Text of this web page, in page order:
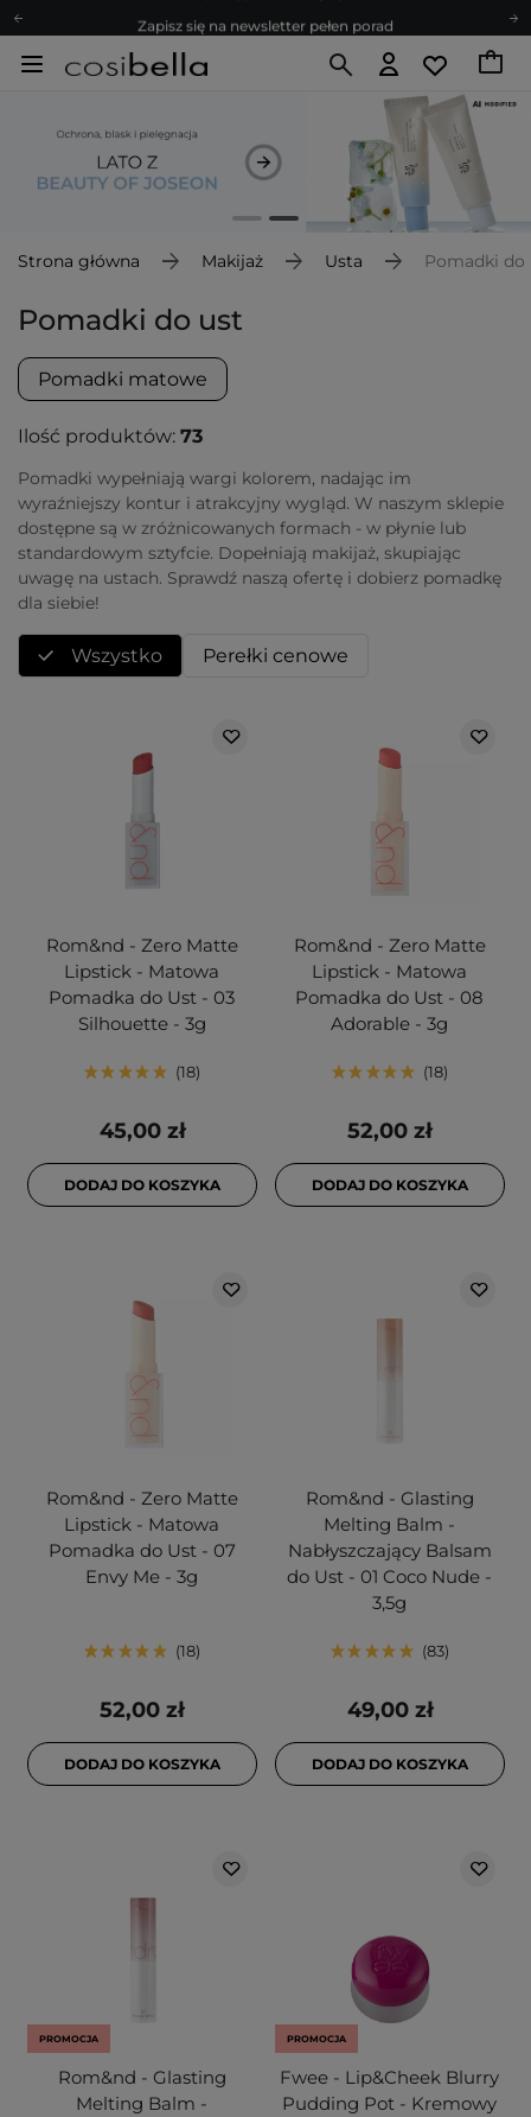
Zapisz się na newsletter pełen porad
Bezpłatne konsultacje kosmetologiczne
Poleć nas i zyskaj jeszcze więcej punktów
Zapisz się na newsletter pełen porad
Strona główna Makijaż Usta Pomadki do
Pomadki do ust
Pomadki matowe
Ilość produktów: 73
Pomadki wypełniają wargi kolorem, nadając im
wyraźniejszy kontur i atrakcyjny wygląd. W naszym sklepie
dostępne są w zróżnicowanych formach - w płynie lub
standardowym sztyfcie. Dopełniają makijaż, skupiając
uwagę na ustach. Sprawdź naszą ofertę i dobierz pomadkę
dla siebie!
Wszystko Perełki cenowe
Rom&nd - Zero Matte
Lipstick - Matowa
Pomadka do Ust - 03
Silhouette - 3g
18
45,00 zł
DODAJ DO KOSZYKA
Rom&nd - Zero Matte
Lipstick - Matowa
Pomadka do Ust - 08
Adorable - 3g
18
52,00 zł
DODAJ DO KOSZYKA
Rom&nd - Zero Matte
Lipstick - Matowa
Pomadka do Ust - 07
Envy Me - 3g
18
52,00 zł
DODAJ DO KOSZYKA
Rom&nd - Glasting
Melting Balm -
Nabłyszczający Balsam
do Ust - 01 Coco Nude -
3,5g
83
49,00 zł
DODAJ DO KOSZYKA
PROMOCJA
Rom&nd - Glasting
Melting Balm -
PROMOCJA
Fwee - Lip&Cheek Blurry
Pudding Pot - Kremowy